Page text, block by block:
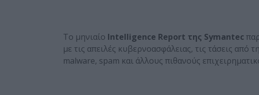
Το μηνιαίο Intelligence Report της Symantec
με τις απειλές κυβερνοασφάλειας, τις τάσεις
malware, spam και άλλους πιθανούς